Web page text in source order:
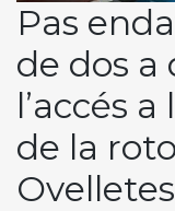
Pas
de dos a
l’accés
de la
Ovelletes